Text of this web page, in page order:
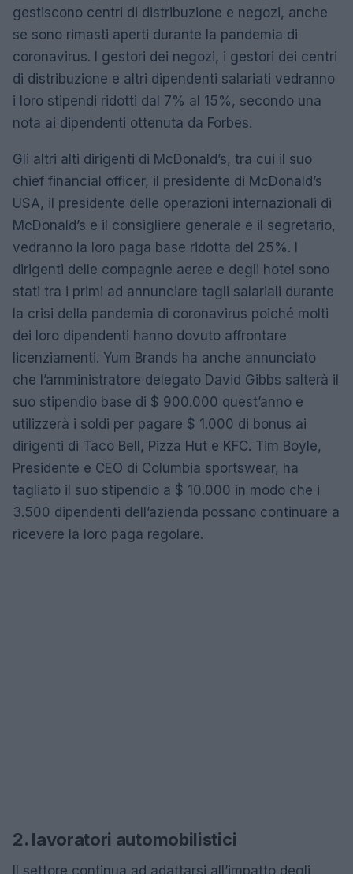
gestiscono centri di distribuzione e negozi, anche
se sono rimasti aperti durante la pandemia di
coronavirus. I gestori dei negozi, i gestori dei centri
di distribuzione e altri dipendenti salariati vedranno
i loro stipendi ridotti dal 7% al 15%, secondo una
nota ai dipendenti ottenuta da Forbes.
Gli altri alti dirigenti di McDonald’s, tra cui il suo
chief financial officer, il presidente di McDonald’s
USA, il presidente delle operazioni internazionali di
McDonald’s e il consigliere generale e il segretario,
vedranno la loro paga base ridotta del 25%. I
dirigenti delle compagnie aeree e degli hotel sono
stati tra i primi ad annunciare tagli salariali durante
la crisi della pandemia di coronavirus poiché molti
dei loro dipendenti hanno dovuto affrontare
licenziamenti. Yum Brands ha anche annunciato
che l’amministratore delegato David Gibbs salterà il
suo stipendio base di $ 900.000 quest’anno e
utilizzerà i soldi per pagare $ 1.000 di bonus ai
dirigenti di Taco Bell, Pizza Hut e KFC. Tim Boyle,
Presidente e CEO di Columbia sportswear, ha
tagliato il suo stipendio a $ 10.000 in modo che i
3.500 dipendenti dell’azienda possano continuare a
ricevere la loro paga regolare.
2. lavoratori automobilistici